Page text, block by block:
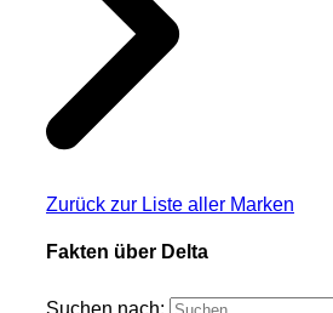
Zurück zur Liste aller Marken
Fakten über Delta
Suchen nach: